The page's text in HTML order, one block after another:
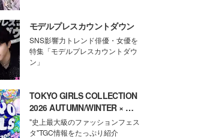
モデルプレスカウントダウン
SNS影響力トレンド俳優・女優を
特集「モデルプレスカウントダウ
ン」
TOKYO GIRLS COLLECTION
2026 AUTUMN/WINTER × モ
デルプレス
"史上最大級のファッションフェス
タ"TGC情報をたっぷり紹介